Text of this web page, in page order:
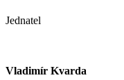
Jednatel
Vladimír Kvarda